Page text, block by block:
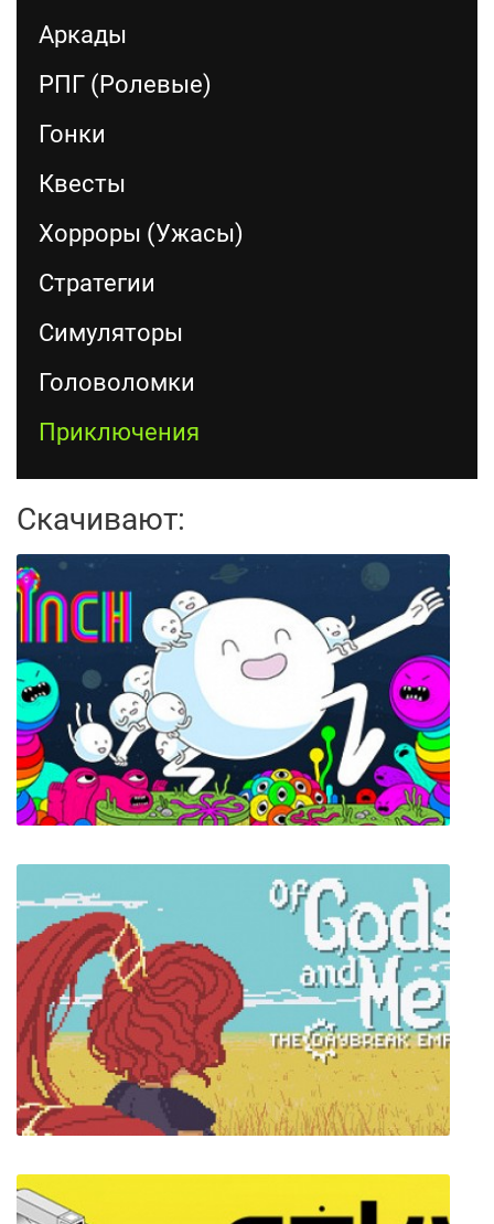
Аркады
РПГ (Ролевые)
Гонки
Квесты
Хорроры (Ужасы)
Стратегии
Симуляторы
Головоломки
Приключения
Скачивают:
Spinch